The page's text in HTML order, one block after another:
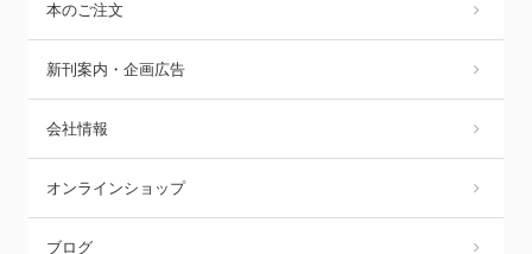
本のご注文
新刊案内・企画広告
会社情報
オンラインショップ
ブログ